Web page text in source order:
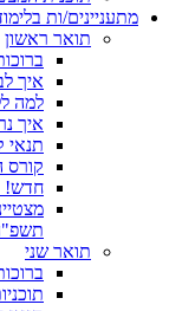
מתעניינים/ות
תואר ראשון
איך
למה
איך
תנאי
קורס
חדש!
תואר שני